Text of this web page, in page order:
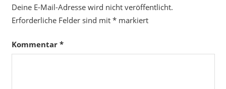
Deine E-Mail-Adresse wird nicht veröffentlicht.
Erforderliche Felder sind mit *markiert
Kommentar *